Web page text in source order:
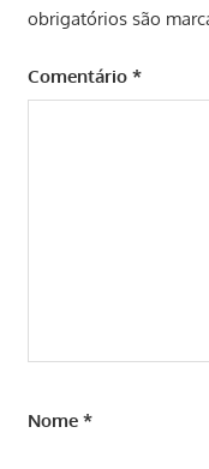
obrigatórios são
Comentário *
Nome *